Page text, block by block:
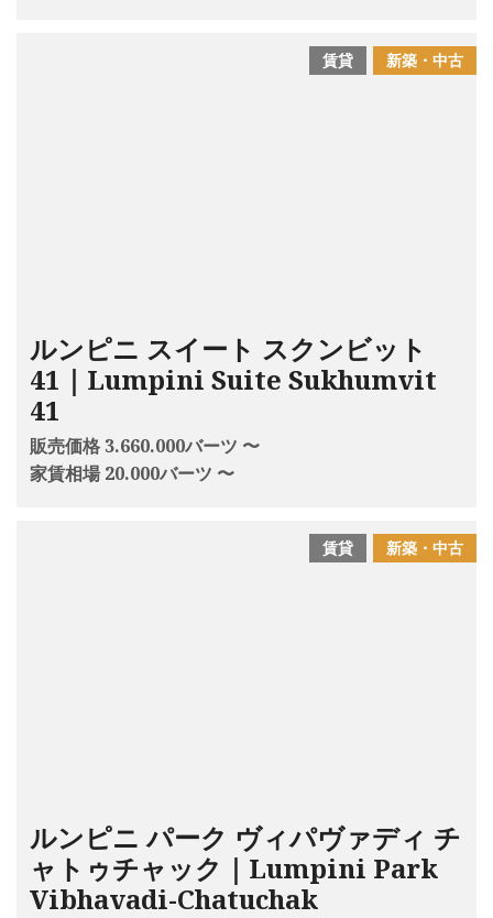
新築・中古
賃貸
ルンピニ スイート スクンビット
41｜Lumpini Suite Sukhumvit
41
販売価格 3.660.000バーツ 〜
家賃相場 20.000バーツ 〜
新築・中古
賃貸
ルンピニ パーク ヴィパヴァディ チ
ャトゥチャック｜Lumpini Park
Vibhavadi-Chatuchak